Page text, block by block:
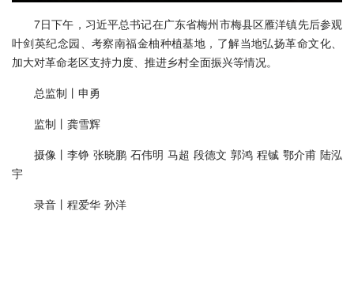
7日下午，习近平总书记在广东省梅州市梅县区雁洋镇先后参观
叶剑英纪念园、考察南福金柚种植基地，了解当地弘扬革命文化、
加大对革命老区支持力度、推进乡村全面振兴等情况。
总监制丨申勇
监制丨龚雪辉
摄像丨李铮 张晓鹏 石伟明 马超 段德文 郭鸿 程铖 鄂介甫 陆泓
宇
录音丨程爱华 孙洋